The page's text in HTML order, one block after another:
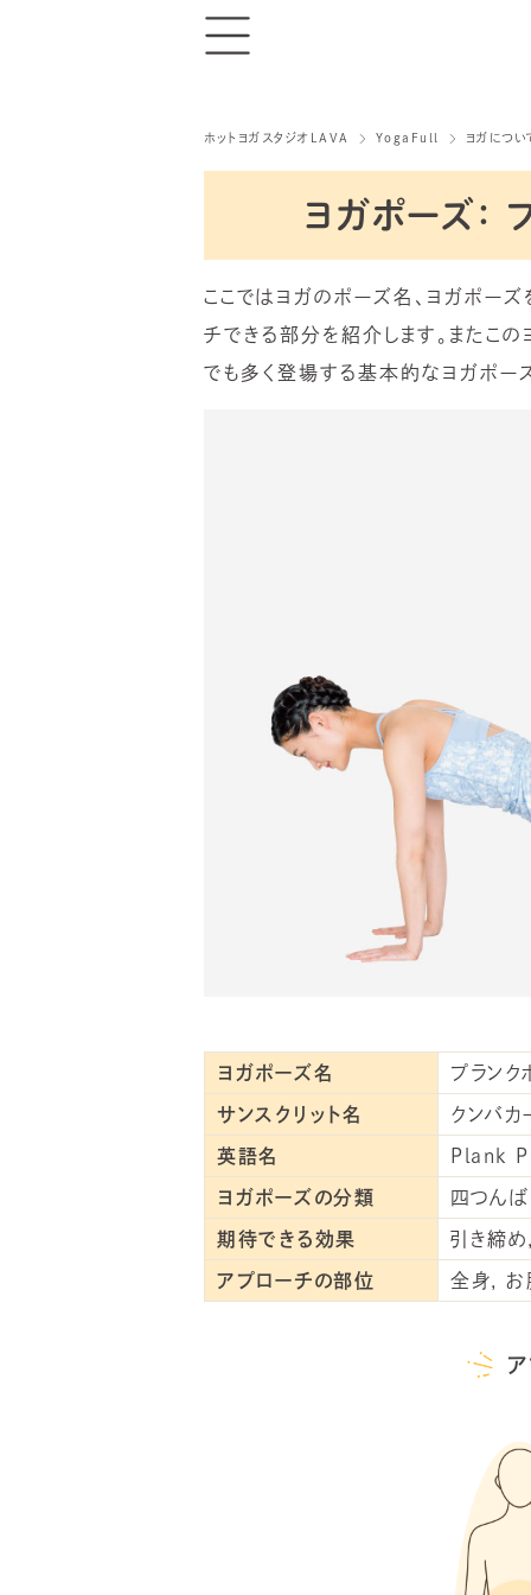
ホットヨガスタジオLAVA YogaFull ヨガについ
ヨガポーズ：
ここではヨガのポーズ名、ヨガポー
チできる部分を紹介します。またこの
でも多く登場する基本的なヨガポー
ヨガポーズ名 プランク
サンスクリット名 クンバカ
英語名 Plank
ヨガポーズの分類 四つん
期待できる効果 引き締め
アプローチの部位 全身 お